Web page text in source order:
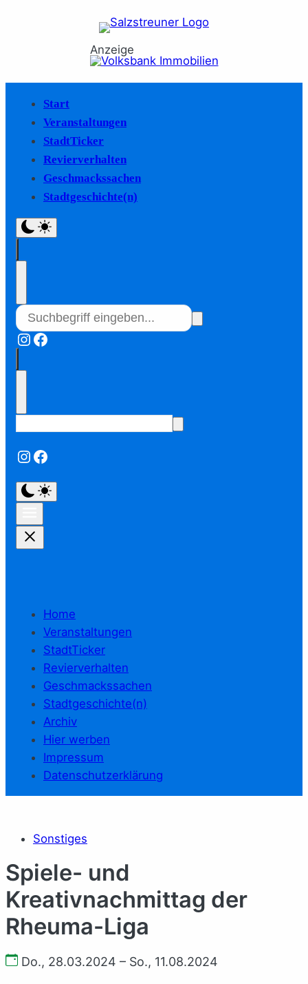
Anzeige
Start
Veranstaltungen
StadtTicker
Revierverhalten
Geschmackssachen
Stadtgeschichte(n)
Instagram
Facebook
Instagram
Facebook
Home
Veranstaltungen
StadtTicker
Revierverhalten
Geschmackssachen
Stadtgeschichte(n)
Archiv
Hier werben
Impressum
Datenschutzerklärung
Sonstiges
Spiele- und
Kreativnachmittag der
Rheuma-Liga
Do., 28.03.2024 – So., 11.08.2024